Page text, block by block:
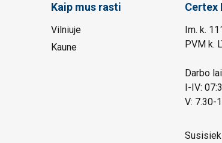
Kaip mus rasti
Vilniuje
Kaune
Certex
Im. k.
PVM k.
Darbo
I-IV:
V: 7.30-